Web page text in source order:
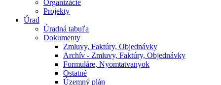
Organizácie
Projekty
Úrad
Úradná tabuľa
Dokumenty
Zmluvy, Faktúry, Objednávky
Archív - Zmluvy, Faktúry, Objednávky
Formuláre, Nyomtatvanyok
Ostatné
Územný plán